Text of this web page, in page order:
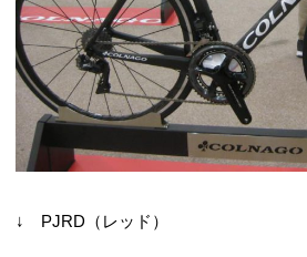
↓ PJRD（レッド）